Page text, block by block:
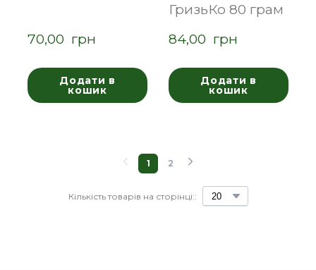
70,00  грн
Додати в
кошик
ГризьКо 80 грам
84,00  грн
Додати в
кошик
Кількість товарів на сторінці::
1 2